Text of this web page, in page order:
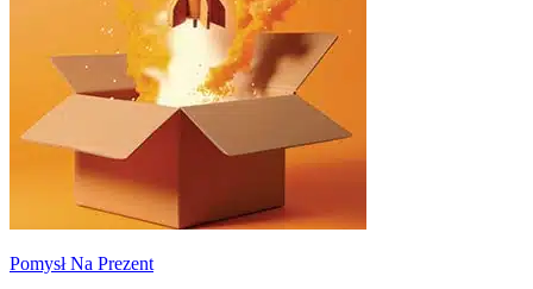
Pomysł Na Prezent